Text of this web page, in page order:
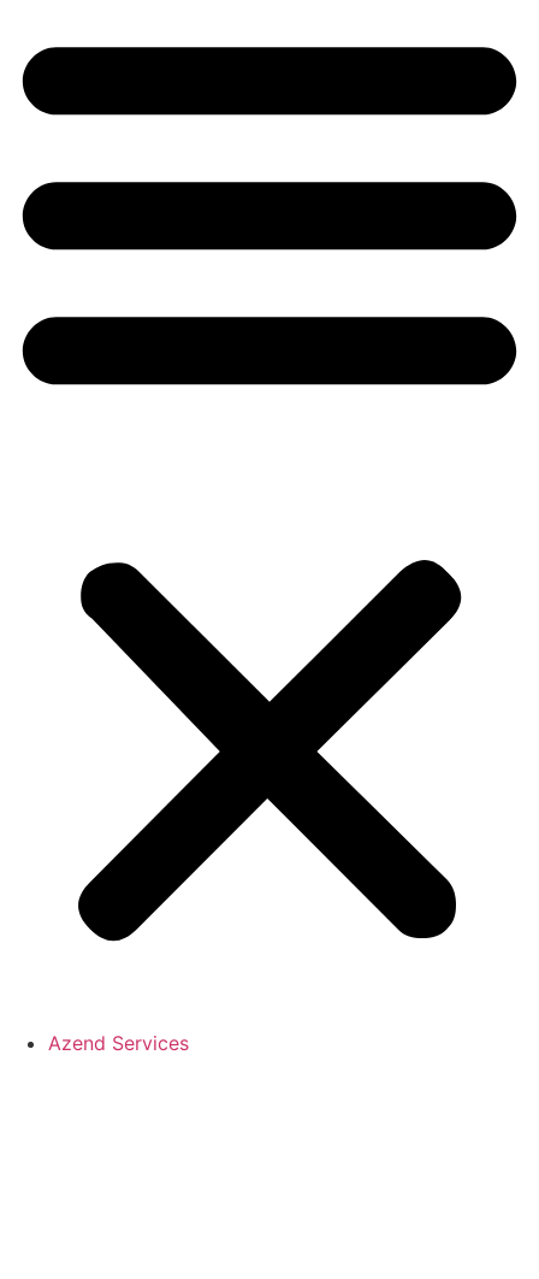
Azend Services